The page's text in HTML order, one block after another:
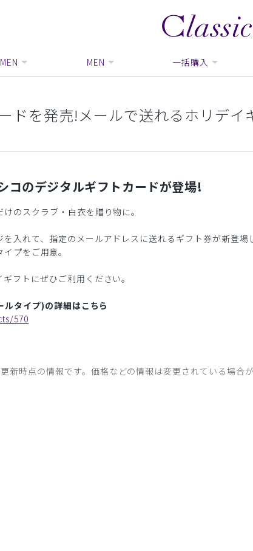
MEN 一括購入
ドを発売!メールで送れるホリデイ
コのデジタルギフトカードが登場!
のスクラブ・白衣を贈り物に。
入れて、指定のメールアドレスに送れるギフト券が新登場
プをご用意。
フトにぜひご利用ください。
タイプ)の詳細はこちら
570
新時点の情報です。価格などの情報は変更されている場合が